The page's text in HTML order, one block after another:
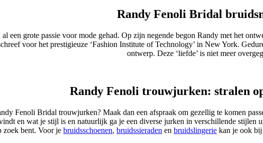
Randy Fenoli Bridal
een grote passie voor mode gehad. Op zijn negende begon Randy met het
voor het prestigieuze ‘Fashion Institute of Technology’ in New York.
ontwerp. Deze ‘liefde’ is niet meer
Randy Fenoli trouwjurken: stralen
Fenoli Bridal trouwjurken? Maak dan een afspraak om gezellig te komen
en wat je stijl is en natuurlijk ga je een diverse jurken in verschillende stijlen
zoek bent. Voor je bruidsschoenen, bruidssieraden en bruidslingerie kan je ook bij